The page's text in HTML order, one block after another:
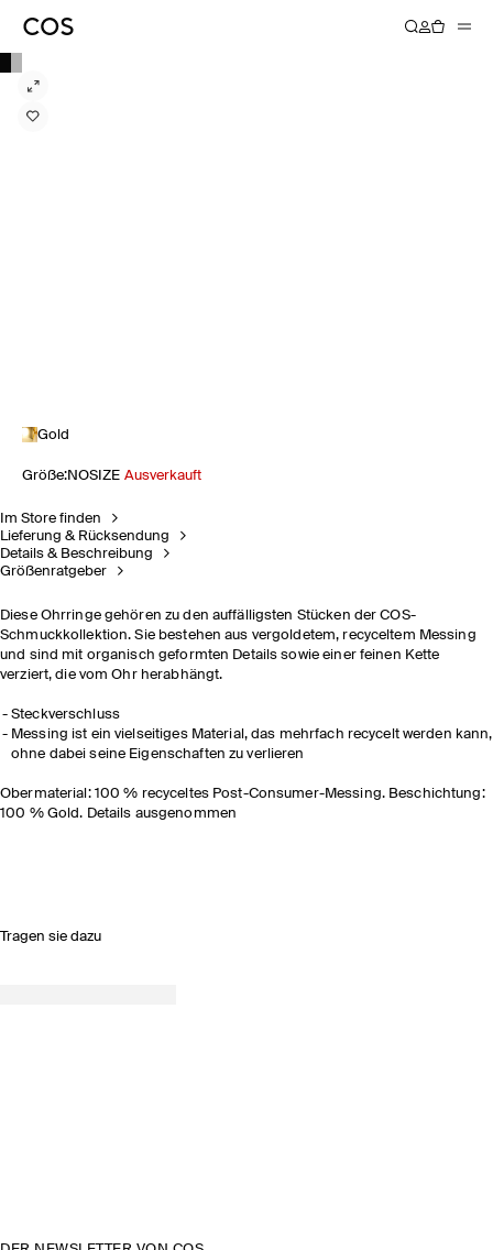
Gold
Größe:NOSIZE Ausverkauft
Im Store finden
Lieferung & Rücksendung
Details & Beschreibung
Größenratgeber
Diese Ohrringe gehören zu den auffälligsten Stücken der COS-
Schmuckkollektion. Sie bestehen aus vergoldetem, recyceltem Messing
und sind mit organisch geformten Details sowie einer feinen Kette
verziert, die vom Ohr herabhängt.
Steckverschluss
Messing ist ein vielseitiges Material, das mehrfach recycelt werden kann,
ohne dabei seine Eigenschaften zu verlieren
Obermaterial: 100 % recyceltes Post-Consumer-Messing. Beschichtung:
100 % Gold. Details ausgenommen
Tragen sie dazu